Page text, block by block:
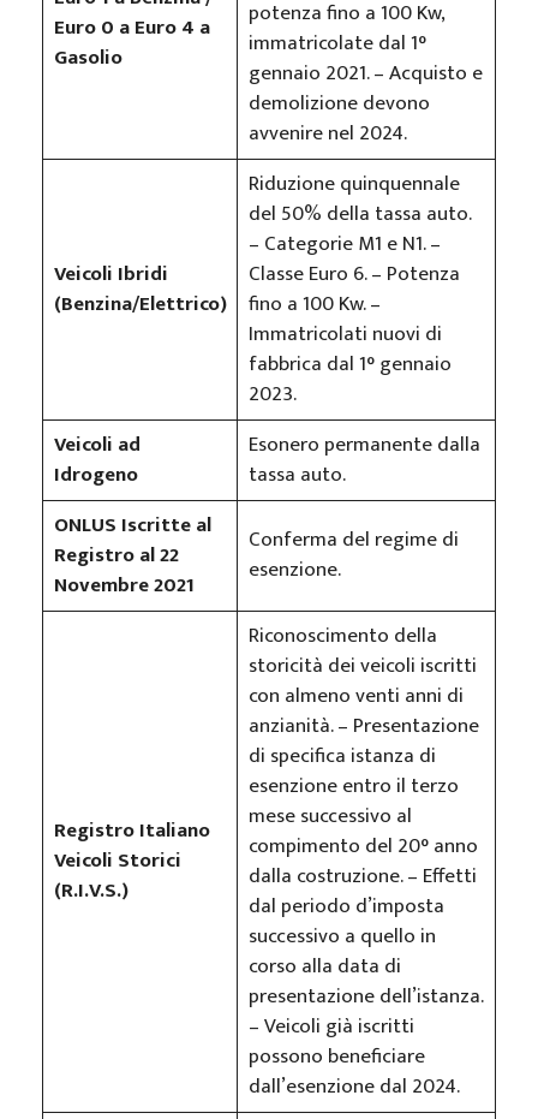
Euro 0 a Euro 4 a
Gasolio
potenza fino a 100 Kw,
immatricolate dal 1°
gennaio 2021. – Acquisto e
demolizione devono
avvenire nel 2024.
Veicoli Ibridi
(Benzina/Elettrico)
Riduzione quinquennale
del 50% della tassa auto.
– Categorie M1 e N1. –
Classe Euro 6. – Potenza
fino a 100 Kw. –
Immatricolati nuovi di
fabbrica dal 1° gennaio
2023.
Veicoli ad
Idrogeno
Esonero permanente dalla
tassa auto.
ONLUS Iscritte al
Registro al 22
Novembre 2021
Conferma del regime di
esenzione.
Registro Italiano
Veicoli Storici
(R.I.V.S.)
Riconoscimento della
storicità dei veicoli iscritti
con almeno venti anni di
anzianità. – Presentazione
di specifica istanza di
esenzione entro il terzo
mese successivo al
compimento del 20° anno
dalla costruzione. – Effetti
dal periodo d’imposta
successivo a quello in
corso alla data di
presentazione dell’istanza.
– Veicoli già iscritti
possono beneficiare
dall’esenzione dal 2024.